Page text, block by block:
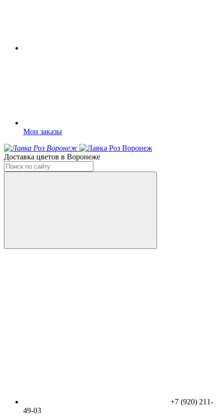
Мои заказы
Доставка цветов в Воронеже
+7 (920) 211-
49-03